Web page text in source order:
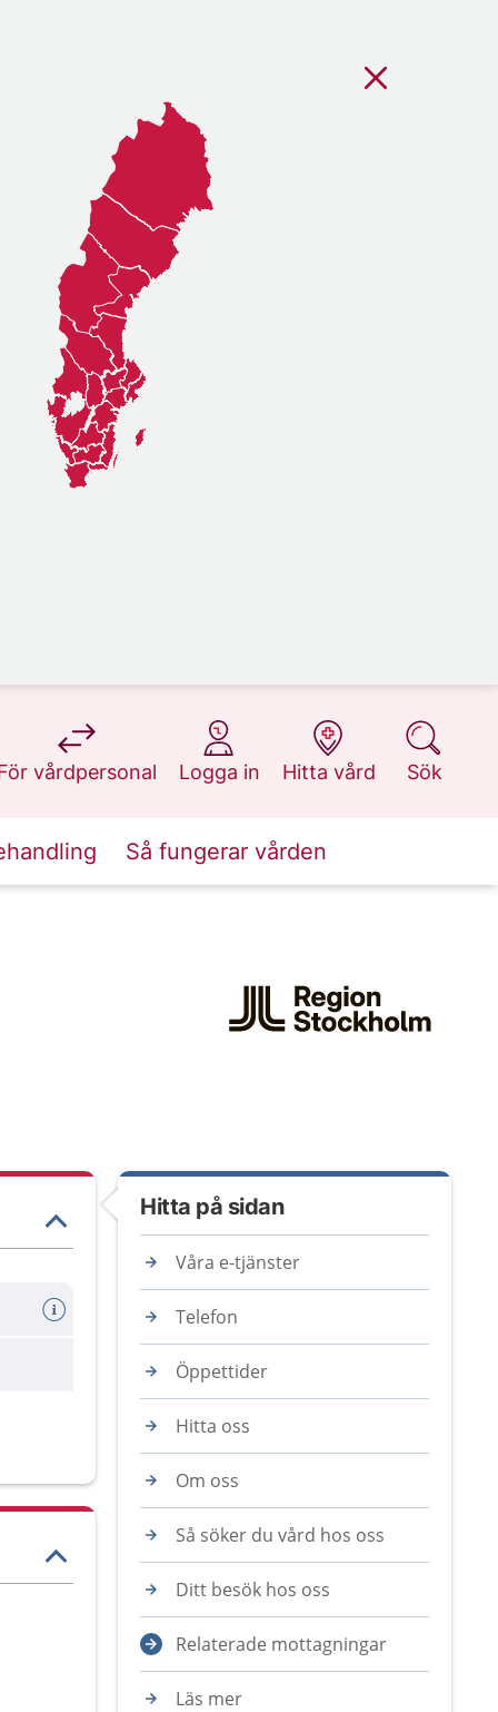
vårdpersonal
på 1177.se
Logga in
på 1177.se
Hitta vård
på 1177.se
Sök
på 1177.se
Så fungerar vården
Hitta på sidan
Våra e-tjänster
Telefon
Öppettider
Hitta oss
Om oss
Så söker du vård hos oss
Ditt besök hos oss
Relaterade mottagningar
Läs mer